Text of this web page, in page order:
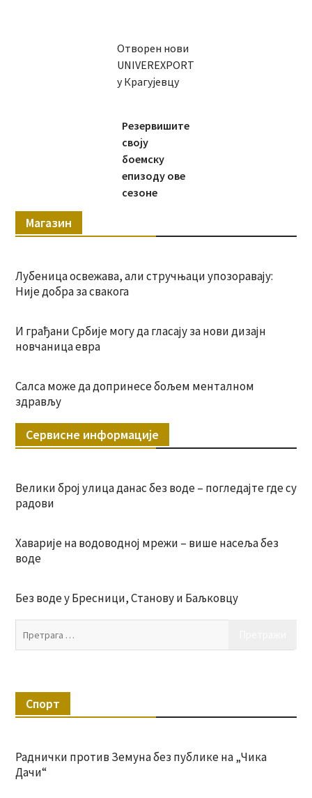
Отворен нови
UNIVEREXPORT
у Крагујевцу
Резервишите
своју
боемску
епизоду ове
сезоне
Магазин
Лубеница освежава, али стручњаци упозоравају:
Није добра за свакога
И грађани Србије могу да гласају за нови дизајн
новчаница евра
Салса може да допринесе бољем менталном
здрављу
Сервисне информације
Велики број улица данас без воде – погледајте где су
радови
Хаварије на водоводној мрежи – више насеља без
воде
Без воде у Бресници, Станову и Баљковцу
Спорт
Раднички против Земуна без публике на „Чика
Дачи“